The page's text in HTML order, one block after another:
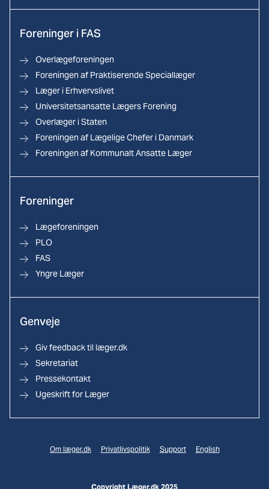
Foreninger i FAS
Overlægeforeningen
Foreningen af Praktiserende Speciallæger
Læger i Erhvervslivet
Universitetsansatte Lægers Forening
Overlæger i Staten
Foreningen af Lægelige Chefer i Danmark
Foreningen af Kommunalt Ansatte Læger
Foreninger
Lægeforeningen
PLO
FAS
Yngre Læger
Genveje
Giv feedback til læger.dk
Sekretariat
Pressekontakt
Ugeskrift for Læger
Om læger.dk Privatlivspolitik Support English
Copyright Læger.dk 2025